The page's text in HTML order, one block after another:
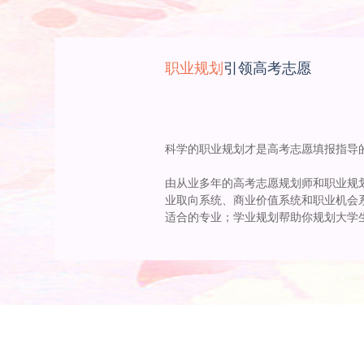
职业规划 引领高考志愿
科学的职业规划才是高考志愿填报指导
由从业多年的高考志愿规划师和职业
业取向系统、商业价值系统和职业机
适合的专业；学业规划帮助你规划大学